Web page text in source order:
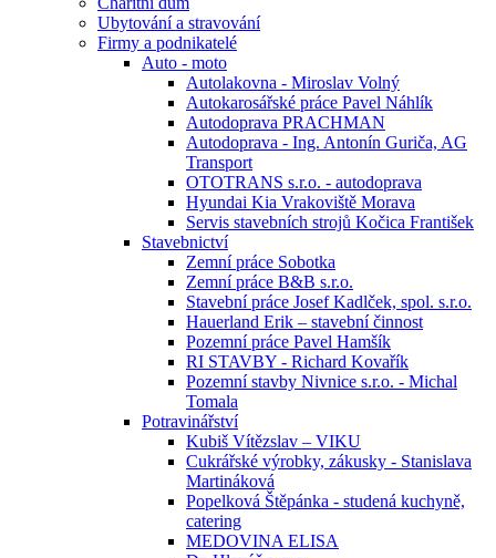
Ubytování a stravování
Firmy a podnikatelé
Auto - moto
Autolakovna - Miroslav Volný
Autokarosářské práce Pavel Náhlík
Autodoprava PRACHMAN
Autodoprava - Ing. Antonín Guriča, AG
Transport
OTOTRANS s.r.o. - autodoprava
Hyundai Kia Vrakoviště Morava
Servis stavebních strojů Kočica František
Stavebnictví
Zemní práce Sobotka
Zemní práce B&B s.r.o.
Stavební práce Josef Kadlček, spol. s.r.o.
Hauerland Erik – stavební činnost
Pozemní práce Pavel Hamšík
RI STAVBY - Richard Kovařík
Pozemní stavby Nivnice s.r.o. - Michal
Tomala
Potravinářství
Kubiš Vítězslav – VIKU
Cukrářské výrobky, zákusky - Stanislava
Martináková
Popelková Štěpánka - studená kuchyně,
catering
MEDOVINA ELISA